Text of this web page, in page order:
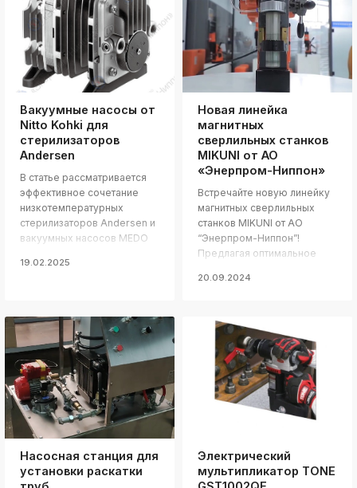
k
ksldkfjsdlfkjsls;ldfkgjsdl;kfkфыва
ksldkfjsdlfkjsls;ldfkgjsdl;kfkфыва
k
ksldkfjsdlfkjsls;ldfkgjsdl;kfkфыва
ksldkfjsdlfkjsls;ldfkgjsdl;kfkфыва
k
ksldkfjsdlfkjsls;ldfkgjsdl;kfkфыва
k
ksldkfjsdlfkjsls;ldfkgjsdl;kfkфыва
ksldkfjsdlfkjsls;ldfkgjsdl;kfkфыва
ksldkfjsdlfkjsls;ldfkgjsdl;kfkфыва
k
ksldkfjsdlfkjsls;ldfkgjsdl;kfkфыва
Вакуумные насосы от
Nitto Kohki для
стерилизаторов
Andersen
В статье рассматривается
эффективное сочетание
низкотемпературных
стерилизаторов Andersen и
вакуумных насосов MEDO
медицинских инструментов.
19.02.2025
Новая линейка
магнитных
сверлильных станков
MIKUNI от АО
«Энерпром-Ниппон»
Встречайте новую линейку
магнитных сверлильных
станков MIKUNI от АО
“Энерпром-Ниппон”!
Предлагая оптимальное
качества, эти станки
включающим сверление
спиральными сверлами и
нарезание резьбы, что
делает их привлекательным
выбором для широкого
круга задач по сверлению
20.09.2024
Насосная станция для
установки раскатки
Электрический
мультипликатор TONE